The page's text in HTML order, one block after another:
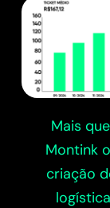
Mais
Montink
criação